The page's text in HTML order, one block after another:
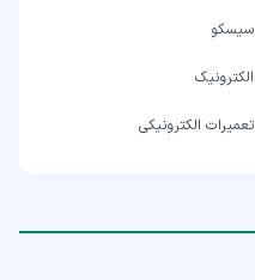
سیسکو
الکترونیک
تعمیرات الکترونیکی